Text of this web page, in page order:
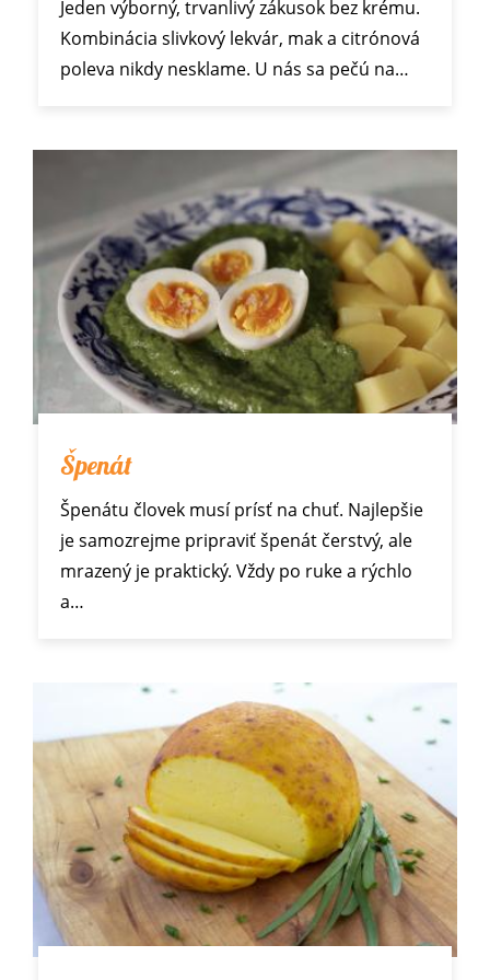
Jeden výborný, trvanlivý zákusok bez krému.
Kombinácia slivkový lekvár, mak a citrónová
poleva nikdy nesklame. U nás sa pečú na…
Špenát
Špenátu človek musí prísť na chuť. Najlepšie
je samozrejme pripraviť špenát čerstvý, ale
mrazený je praktický. Vždy po ruke a rýchlo
a…